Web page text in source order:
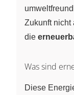
Zukunft nicht
die
Was sind
Diese